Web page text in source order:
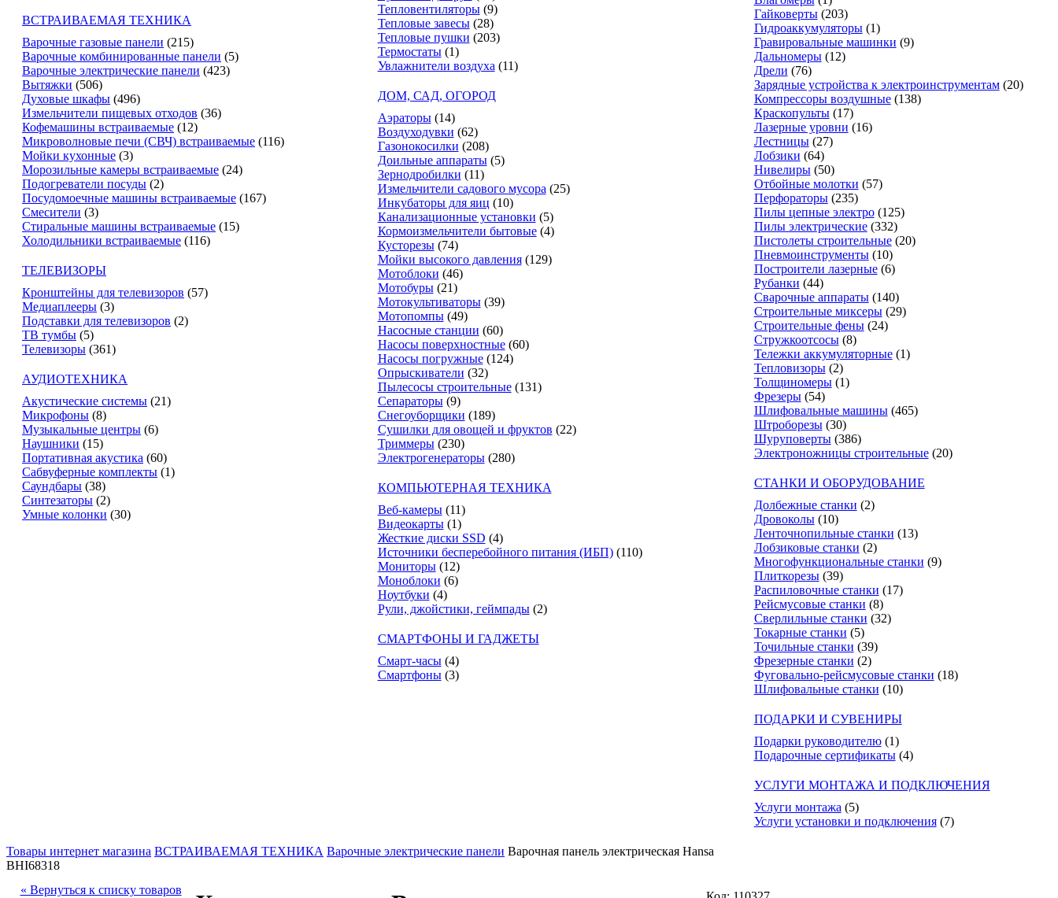
ВСТРАИВАЕМАЯ ТЕХНИКА
Варочные газовые панели (215)
Варочные комбинированные панели (5)
Варочные электрические панели (423)
Вытяжки (506)
Духовые шкафы (496)
Измельчители пищевых отходов (36)
Кофемашины встраиваемые (12)
Микроволновые печи (СВЧ) встраиваемые (116)
Мойки кухонные (3)
Морозильные камеры встраиваемые (24)
Подогреватели посуды (2)
Посудомоечные машины встраиваемые (167)
Смесители (3)
Стиральные машины встраиваемые (15)
Холодильники встраиваемые (116)
ТЕЛЕВИЗОРЫ
Кронштейны для телевизоров (57)
Медиаплееры (3)
Подставки для телевизоров (2)
ТВ тумбы (5)
Телевизоры (361)
АУДИОТЕХНИКА
Акустические системы (21)
Микрофоны (8)
Музыкальные центры (6)
Наушники (15)
Портативная акустика (60)
Сабвуферные комплекты (1)
Саундбары (38)
Синтезаторы (2)
Умные колонки (30)
Тепловентиляторы (9)
Тепловые завесы (28)
Тепловые пушки (203)
Термостаты (1)
Увлажнители воздуха (11)
ДОМ, САД, ОГОРОД
Аэраторы (14)
Воздуходувки (62)
Газонокосилки (208)
Доильные аппараты (5)
Зернодробилки (11)
Измельчители садового мусора (25)
Инкубаторы для яиц (10)
Канализационные установки (5)
Кормоизмельчители бытовые (4)
Кусторезы (74)
Мойки высокого давления (129)
Мотоблоки (46)
Мотобуры (21)
Мотокультиваторы (39)
Мотопомпы (49)
Насосные станции (60)
Насосы поверхностные (60)
Насосы погружные (124)
Опрыскиватели (32)
Пылесосы строительные (131)
Сепараторы (9)
Снегоуборщики (189)
Сушилки для овощей и фруктов (22)
Триммеры (230)
Электрогенераторы (280)
КОМПЬЮТЕРНАЯ ТЕХНИКА
Веб-камеры (11)
Видеокарты (1)
Жесткие диски SSD (4)
Источники бесперебойного питания (ИБП) (110)
Мониторы (12)
Моноблоки (6)
Ноутбуки (4)
Рули, джойстики, геймпады (2)
СМАРТФОНЫ И ГАДЖЕТЫ
Смарт-часы (4)
Смартфоны (3)
Гайковерты (203)
Гидроаккумуляторы (1)
Гравировальные машинки (9)
Дальномеры (12)
Дрели (76)
Зарядные устройства к электроинструментам (20)
Компрессоры воздушные (138)
Краскопульты (17)
Лазерные уровни (16)
Лестницы (27)
Лобзики (64)
Нивелиры (50)
Отбойные молотки (57)
Перфораторы (235)
Пилы цепные электро (125)
Пилы электрические (332)
Пистолеты строительные (20)
Пневмоинструменты (10)
Построители лазерные (6)
Рубанки (44)
Сварочные аппараты (140)
Строительные миксеры (29)
Строительные фены (24)
Стружкоотсосы (8)
Тележки аккумуляторные (1)
Тепловизоры (2)
Толщиномеры (1)
Фрезеры (54)
Шлифовальные машины (465)
Штроборезы (30)
Шуруповерты (386)
Электроножницы строительные (20)
СТАНКИ И ОБОРУДОВАНИЕ
Долбежные станки (2)
Дровоколы (10)
Ленточнопильные станки (13)
Лобзиковые станки (2)
Многофункциональные станки (9)
Плиткорезы (39)
Распиловочные станки (17)
Рейсмусовые станки (8)
Сверлильные станки (32)
Токарные станки (5)
Точильные станки (39)
Фрезерные станки (2)
Фуговально-рейсмусовые станки (18)
Шлифовальные станки (10)
ПОДАРКИ И СУВЕНИРЫ
Подарки руководителю (1)
Подарочные сертификаты (4)
УСЛУГИ МОНТАЖА И ПОДКЛЮЧЕНИЯ
Услуги монтажа (5)
Услуги установки и подключения (7)
Товары интернет магазина ВСТРАИВАЕМАЯ ТЕХНИКА Варочные электрические панели Варочная панель электрическая Hansa
BHI68318
« Вернуться к списку товаров